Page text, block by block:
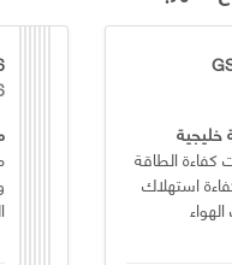
الطاقة
استهلاك